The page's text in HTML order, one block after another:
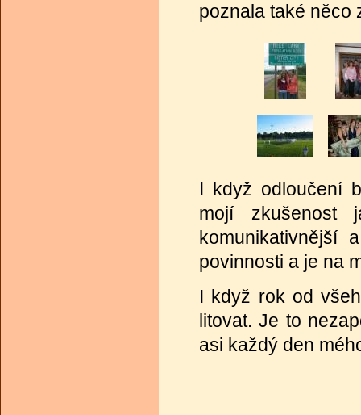
poznala také něco
I když odloučení
mojí zkušenost
komunikativnější
povinnosti a je na
I když rok od
litovat. Je to
asi každý den